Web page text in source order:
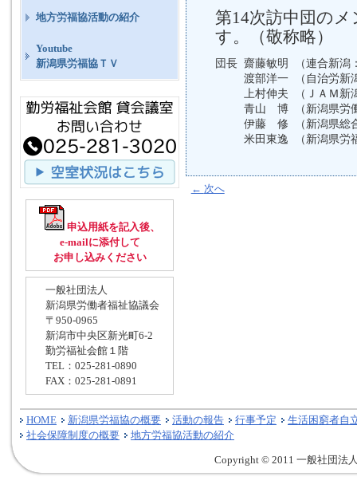
第14次訪中団の
す。（敬称略）
団長 齋藤敏明
（連合新
渡部洋一
（自治労
上村伸夫
（ＪＡＭ
青山 博
（新潟県
伊藤 修
（新潟県
米田東逸
（新潟県
← 次へ
地方労福協活動の紹介
Youtube
新潟県労福協ＴＶ
申込用紙を記入後、
e-mailに添付して
お申し込みください
一般社団法人
新潟県労働者福祉協議会
〒950-0965
新潟市中央区新光町6-2
勤労福祉会館１階
TEL：025-281-0890
FAX：025-281-0891
HOME 新潟県労福協の概要 活動の報告 行事予定
生活困窮者自
社会保障制度の概要
地方労福協活動の紹介
Copyright © 2011 一般社団法